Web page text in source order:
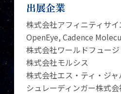
出展企業
株式会社アフィニティサ
OpenEye, Cadence
株式会社ワールドフュー
株式会社モルシス
株式会社エス・ティ・ジャ
シュレーディンガー株式会